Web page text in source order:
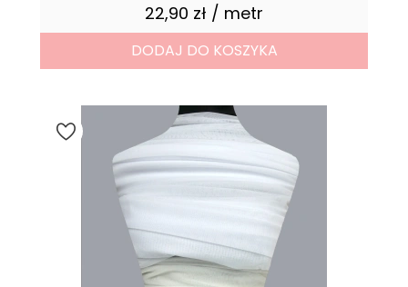
22,90 zł / metr
DODAJ DO KOSZYKA